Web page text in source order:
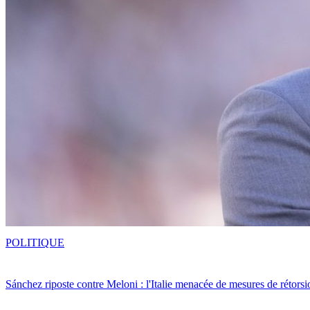
Sánchez riposte contre Meloni : l'Italie menacée de mesures de
POLITIQUE